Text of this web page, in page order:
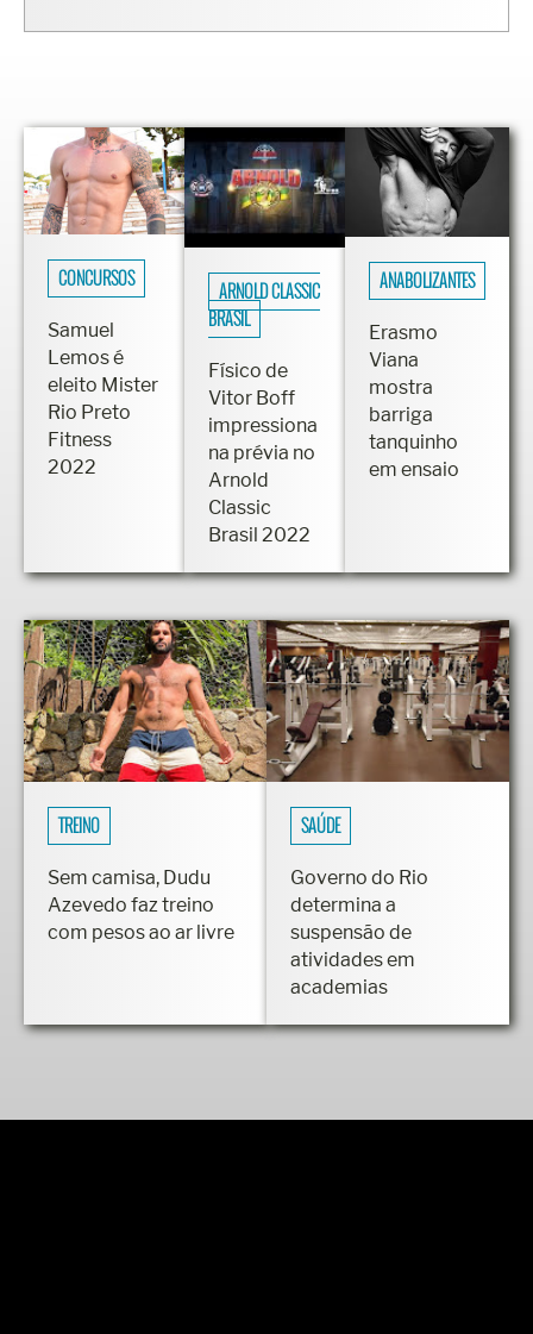
CONCURSOS
Samuel
Lemos é
eleito Mister
Rio Preto
Fitness
2022
ARNOLD CLASSIC
BRASIL
Físico de
Vitor Boff
impressiona
na prévia no
Arnold
Classic
Brasil 2022
ANABOLIZANTES
Erasmo
Viana
mostra
barriga
tanquinho
em ensaio
TREINO
Sem camisa, Dudu
Azevedo faz treino
com pesos ao ar livre
SAÚDE
Governo do Rio
determina a
suspensão de
atividades em
academias